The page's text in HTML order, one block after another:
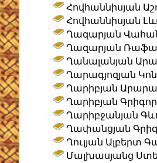
Հովհաննիսյան
Հովհաննիսյան
Ղազարյան Վահան
Ղազարյան
Ղանալանյան Արամ
Ղարագյոզյան
Ղարիբյան
Ղարիբյան Գրիգոր
Ղարիբջանյան
Ղափանցյան
Ղուլյան Ալբերտ
Մալխասյանց